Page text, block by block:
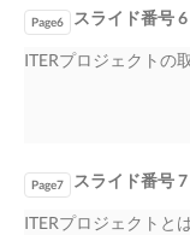
燃料（重水素）の 原
周波加熱装置 核融合
プラズマで核融合反応
が出ない ●燃料であ
無尽蔵 ●発電の過程
エネルギー
Page6 スライド番号 6
ITERプロジェクトの
Page7 スライド番号 7
ITERプロジェクトと